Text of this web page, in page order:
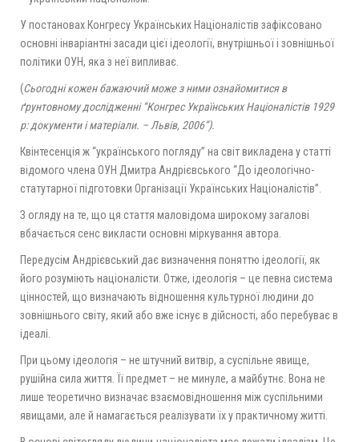
У постановах Конгресу Українських Націоналістів зафіксовано
основні інваріантні засади цієї ідеології, внутрішньої і зовнішньої
політики ОУН, яка з неї випливає.
(Сьогодні кожен бажаючий може з ними ознайомитися в
ґрунтовному дослідженні “Конгрес Українських Націоналістів 1929
р: документи і матеріали. – Львів, 2006”).
Квінтесенція ж “українського погляду” на світ викладена у статті
відомого члена ОУН Дмитра Андрієвського “До ідеологічно-
статутарної підготовки Організації Українських Націоналістів”.
З огляду на те, що ця стаття маловідома широкому загалові
вбачається сенс викласти основні міркування автора.
Передусім Андрієвський дає визначення поняттю ідеології, як
його розуміють націоналісти. Отже, ідеологія – це певна система
цінностей, що визначають відношення культурної людини до
зовнішнього світу, який або вже існує в дійсності, або перебуває в
ідеалі.
При цьому ідеологія – не штучний витвір, а суспільне явище,
рушійна сила життя. Її предмет – не минуле, а майбутнє. Вона не
лише теоретично визначає взаємовідношення між суспільними
явищами, але й намагається реалізувати їх у практичному житті.